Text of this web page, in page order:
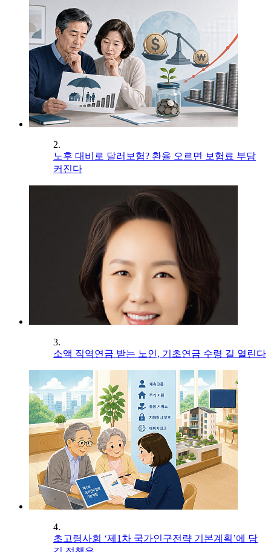
2.
노후 대비로 달러보험? 환율 오르면 보험료 부담
커진다
3.
소액 직역연금 받는 노인, 기초연금 수령 길 열린다
4.
초고령사회 ‘제1차 국가인구전략 기본계획’에 담